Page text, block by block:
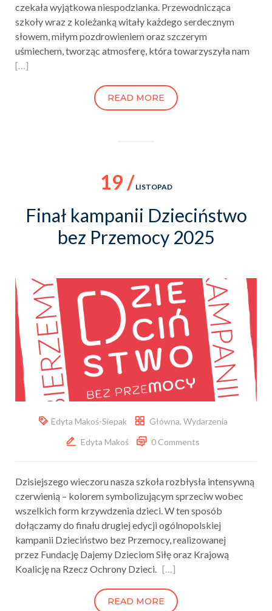
czekała wyjątkowa niespodzianka. Przewodnicząca
szkoły wraz z koleżanką witały każdego serdecznym
słowem, miłym pozdrowieniem oraz szczerym
uśmiechem, tworząc atmosferę, która towarzyszyła nam
[…]
READ MORE
19 / LISTOPAD
Finał kampanii Dzieciństwo
bez Przemocy 2025
Edyta Makoś-Siepak Główna, Wydarzenia
Edyta Makoś
0 Comments
Dzisiejszego wieczoru nasza szkoła rozbłysła intensywną
czerwienią – kolorem symbolizującym sprzeciw wobec
wszelkich form krzywdzenia dzieci. W ten sposób
dołączamy do finału drugiej edycji ogólnopolskiej
kampanii Dzieciństwo bez Przemocy, realizowanej
przez Fundację Dajemy Dzieciom Siłę oraz Krajową
Koalicję na Rzecz Ochrony Dzieci. […]
READ MORE